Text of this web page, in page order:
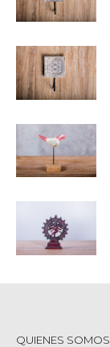
QUIENES SOMOS